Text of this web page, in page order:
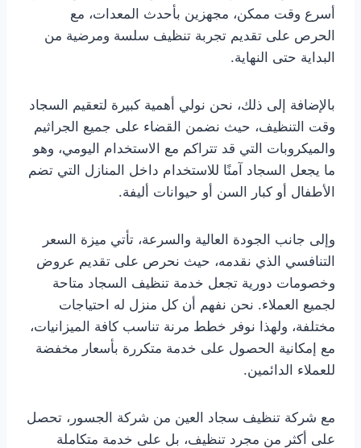
أسرع وقت ممكن، مجهزين بأحدث المعدات، مع
الحرص على تقديم تجربة تنظيف سلسة ومرضية من
البداية حتى النهاية.
بالإضافة إلى ذلك، نحن نولي أهمية كبيرة لتعقيم السجاد
وقت التنظيف، حيث نضمن القضاء على جميع الجراثيم
والميكروبات التي قد تتراكم مع الاستخدام اليومي، وهو
ما يجعل السجاد آمنًا للاستخدام داخل المنازل التي تضم
الأطفال أو كبار السن أو حيوانات أليفة.
وإلى جانب الجودة العالية والسرعة، تأتي ميزة السعر
التنافسي الذي نقدمه، حيث نحرص على تقديم عروض
وخصومات دورية تجعل خدمة تنظيف السجاد متاحة
لجميع العملاء. نحن نفهم أن كل منزل له احتياجات
مختلفة، ولهذا نوفر خطط مرنة تناسب كافة الميزانيات،
مع إمكانية الحصول على خدمة متكررة بأسعار مخفضة
للعملاء الدائمين.
مع شركة تنظيف سجاد العين من شركة الجسور، تحصل
على أكثر من مجرد تنظيف، بل على خدمة متكاملة